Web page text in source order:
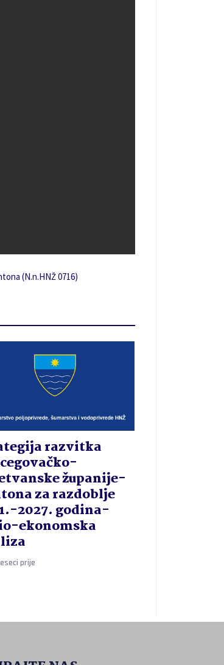
(N.n.HNŽ 0716)
razvitka
županije-
za razdoblje
2027. godina-
ekonomska
prije